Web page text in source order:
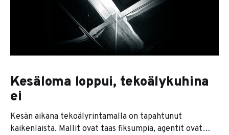
Kesäloma loppui, tekoälykuhina
ei
Kesän aikana tekoälyrintamalla on tapahtunut
kaikenlaista. Mallit ovat taas fiksumpia, agentit ovat